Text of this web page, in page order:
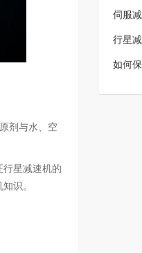
剂与水、空
星减速机的
识。
伺服
行星
如何